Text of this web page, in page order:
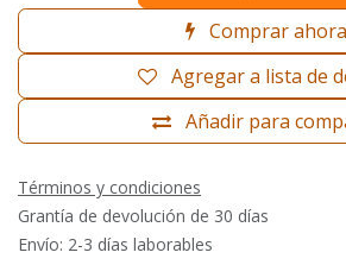
Comprar ahora
Añadir para
Agregar a lista de
Términos y condiciones
Grantía de devolución de 30 días
Envío: 2-3 días laborables